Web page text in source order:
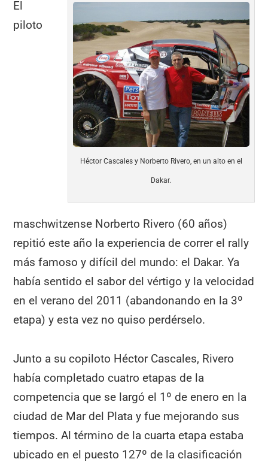
Héctor Cascales y Norberto Rivero, en un alto en el
Dakar.
El
piloto
maschwitzense Norberto Rivero (60 años)
repitió este año la experiencia de correr el rally
más famoso y difícil del mundo: el Dakar. Ya
había sentido el sabor del vértigo y la velocidad
en el verano del 2011 (abandonando en la 3º
etapa) y esta vez no quiso perdérselo.
Junto a su copiloto Héctor Cascales, Rivero
había completado cuatro etapas de la
competencia que se largó el 1º de enero en la
ciudad de Mar del Plata y fue mejorando sus
tiempos. Al término de la cuarta etapa estaba
ubicado en el puesto 127º de la clasificación